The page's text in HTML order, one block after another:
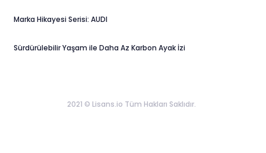
Marka Hikayesi Serisi: AUDI
Sürdürülebilir Yaşam ile Daha Az Karbon Ayak İzi
2021 © Lisans.io Tüm Hakları Saklıdır.